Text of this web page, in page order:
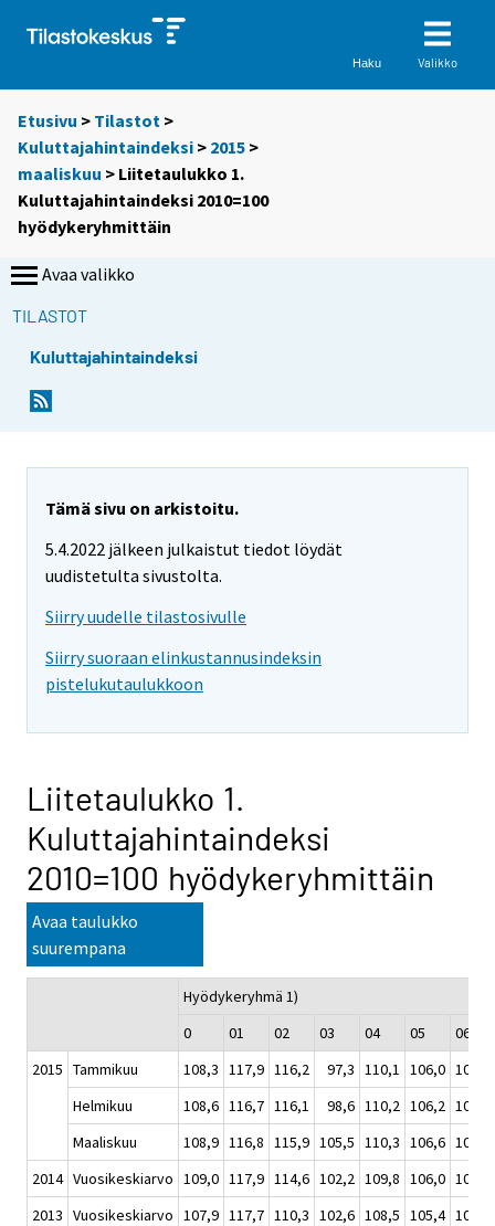
Haku Valikko
Etusivu > Tilastot >
Kuluttajahintaindeksi > 2015 >
maaliskuu > Liitetaulukko 1.
Kuluttajahintaindeksi 2010=100
hyödykeryhmittäin
Avaa valikko
TILASTOT
Kuluttajahintaindeksi
Tämä sivu on arkistoitu.
5.4.2022 jälkeen julkaistut tiedot löydät
uudistetulta sivustolta.
Siirry uudelle tilastosivulle
Siirry suoraan elinkustannusindeksin
pistelukutaulukkoon
Liitetaulukko 1.
Kuluttajahintaindeksi
2010=100 hyödykeryhmittäin
Avaa taulukko
suurempana
Hyödykeryhmä 1)
0
01 02 03 04 05
06
2015 Tammikuu 108,3 117,9 116,2 97,3 110,1 106,0 108,3
Helmikuu
108,6 116,7 116,1 98,6 110,2 106,2 108,4
Maaliskuu
108,9 116,8 115,9 105,5 110,3 106,6 108,6
2014 Vuosikeskiarvo 109,0 117,9 114,6 102,2 109,8 106,0 106,0
2013 Vuosikeskiarvo 107,9 117,7 110,3 102,6 108,5 105,4 102,9